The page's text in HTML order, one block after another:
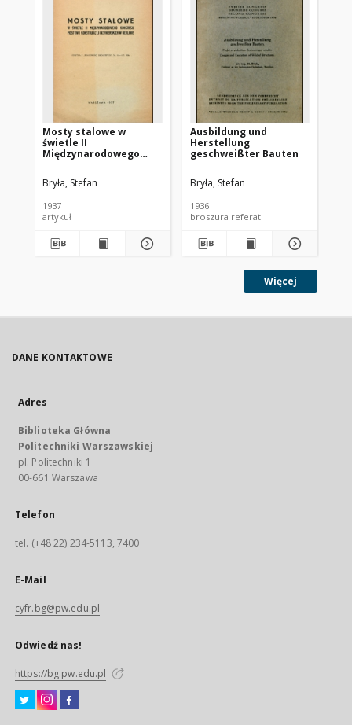
Mosty stalowe w
świetle II
Międzynarodowego
Konstrukcyj
Inżynierskich w Berlinie
Bryła, Stefan
1937
artykuł
Ausbildung und
Herstellung
geschweißter Bauten
Bryła, Stefan
1936
broszura referat
Więcej
DANE KONTAKTOWE
Adres
Biblioteka Główna
Politechniki Warszawskiej
pl. Politechniki 1
00-661 Warszawa
Telefon
tel. (+48 22) 234-5113, 7400
E-Mail
cyfr.bg@pw.edu.pl
Odwiedź nas!
https://bg.pw.edu.pl